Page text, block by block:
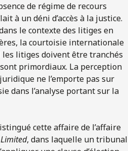
de régime de recours
à un déni d’accès à la justice.
le contexte des litiges en
la courtoisie internationale
litiges doivent être tranchés
primordiaux. La perception
ne l’emporte pas sur
dans l’analyse portant sur la
cette affaire de l’affaire
, dans laquelle un tribunal